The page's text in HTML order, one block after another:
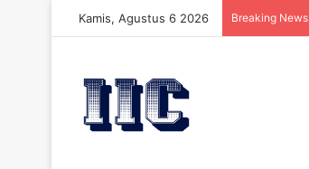
Kamis, Agustus 6 2026 Breaking News